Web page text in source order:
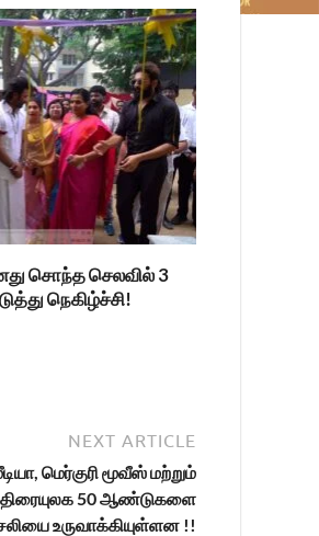
சொந்த செலவில் 3
நெகிழ்ச்சி!
NEXT ARTICLE
மெர்குரி மூவீஸ் மற்றும்
50 ஆண்டுகளை
உருவாக்கியுள்ளன !!